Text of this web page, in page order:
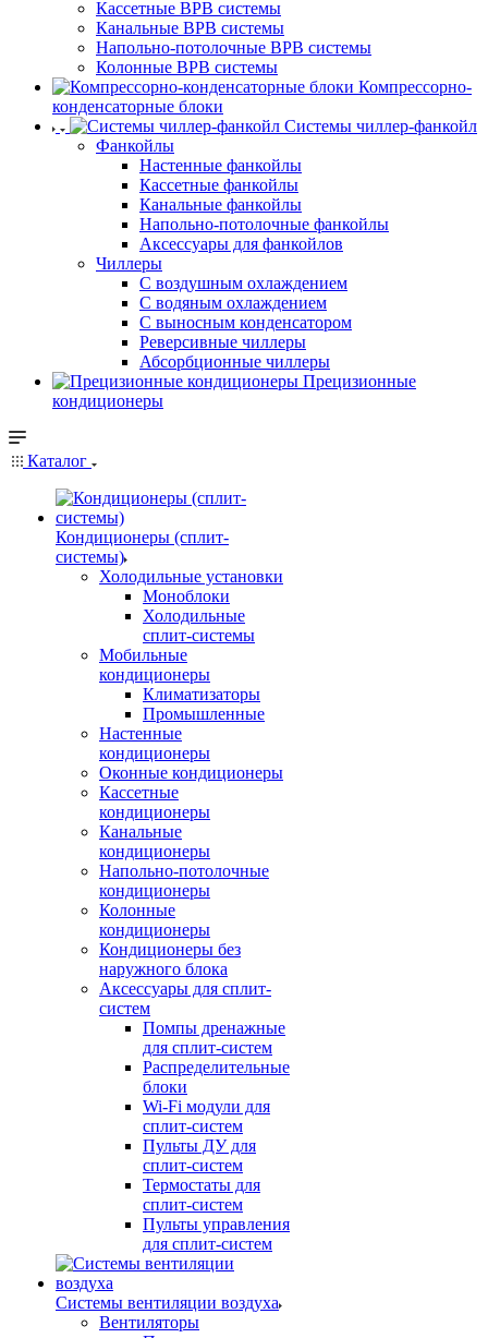
Кассетные ВРВ системы
Канальные ВРВ системы
Напольно-потолочные ВРВ системы
Колонные ВРВ системы
Компрессорно-
конденсаторные блоки
Системы чиллер-фанкойл
Фанкойлы
Настенные фанкойлы
Кассетные фанкойлы
Канальные фанкойлы
Напольно-потолочные фанкойлы
Аксессуары для фанкойлов
Чиллеры
С воздушным охлаждением
С водяным охлаждением
С выносным конденсатором
Реверсивные чиллеры
Абсорбционные чиллеры
Прецизионные
кондиционеры
Каталог
Кондиционеры (сплит-
системы)
Холодильные установки
Моноблоки
Холодильные
сплит-системы
Мобильные
кондиционеры
Климатизаторы
Промышленные
Настенные
кондиционеры
Оконные кондиционеры
Кассетные
кондиционеры
Канальные
кондиционеры
Напольно-потолочные
кондиционеры
Колонные
кондиционеры
Кондиционеры без
наружного блока
Аксессуары для сплит-
систем
Помпы дренажные
для сплит-систем
Распределительные
блоки
Wi-Fi модули для
сплит-систем
Пульты ДУ для
сплит-систем
Термостаты для
сплит-систем
Пульты управления
для сплит-систем
Системы вентиляции воздуха
Вентиляторы